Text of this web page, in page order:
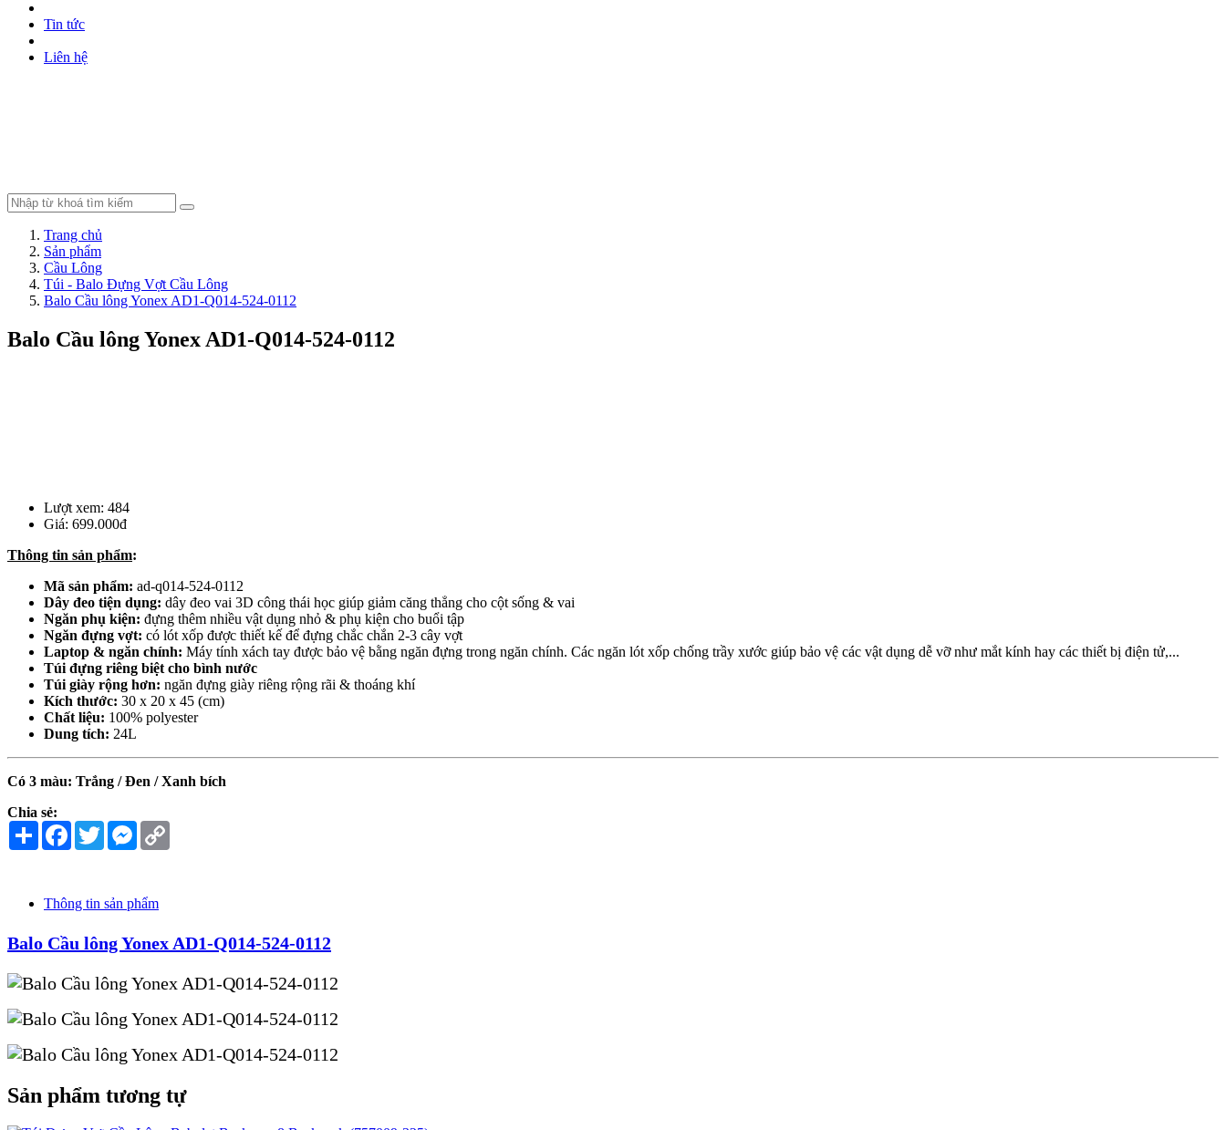
Tin tức
Liên hệ
Trang chủ
Sản phẩm
Cầu Lông
Túi - Balo Đựng Vợt Cầu Lông
Balo Cầu lông Yonex AD1-Q014-524-0112
Balo Cầu lông Yonex AD1-Q014-524-0112
Lượt xem: 484
Giá: 699.000đ
Thông tin sản phẩm:
Mã sản phẩm: ad-q014-524-0112
Dây đeo tiện dụng: dây đeo vai 3D công thái học giúp giảm căng thẳng cho cột sống & vai
Ngăn phụ kiện: đựng thêm nhiều vật dụng nhỏ & phụ kiện cho buổi tập
Ngăn đựng vợt: có lót xốp được thiết kế để đựng chắc chắn 2-3 cây vợt
Laptop & ngăn chính: Máy tính xách tay được bảo vệ bằng ngăn đựng trong ngăn chính. Các ngăn lót xốp chống trầy xước giúp bảo vệ các vật dụng dễ vỡ như mắt kính hay các thiết bị điện tử,...
Túi đựng riêng biệt cho bình nước
Túi giày rộng hơn: ngăn đựng giày riêng rộng rãi & thoáng khí
Kích thước: 30 x 20 x 45 (cm)
Chất liệu: 100% polyester
Dung tích: 24L
Có 3 màu: Trắng / Đen / Xanh bích
Chia sẻ:
Share Facebook
TwitterMessenger
Thông tin sản phẩm
Balo Cầu lông Yonex AD1-Q014-524-0112
Sản phẩm tương tự